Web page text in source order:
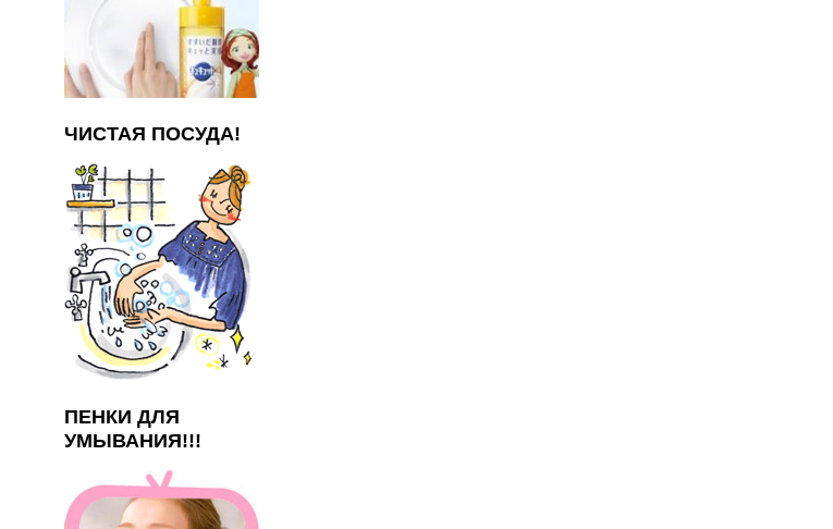
ЧИСТАЯ ПОСУДА!
ПЕНКИ ДЛЯ
УМЫВАНИЯ!!!